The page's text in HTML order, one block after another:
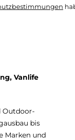
Vanlife
Outdoor-
bis
Marken und